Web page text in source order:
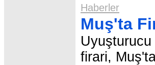
Haberler
Muş'ta
firari,